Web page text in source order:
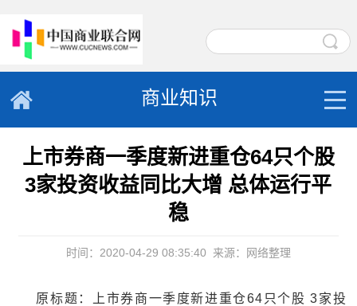
商业知识
上市券商一季度新进重仓64只个股
3家投资收益同比大增 总体运行平
稳
时间：2020-04-29 08:35:40 来源：网络整理
原标题：上市券商一季度新进重仓64只个股 3家投